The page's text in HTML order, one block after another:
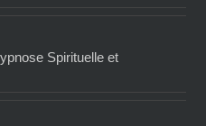
Spirituelle et